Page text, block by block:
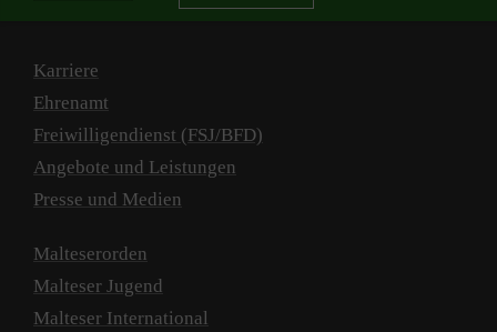
Karriere
Ehrenamt
Freiwilligendienst (FSJ/BFD)
Angebote und Leistungen
Presse und Medien
Malteserorden
Malteser Jugend
Malteser International